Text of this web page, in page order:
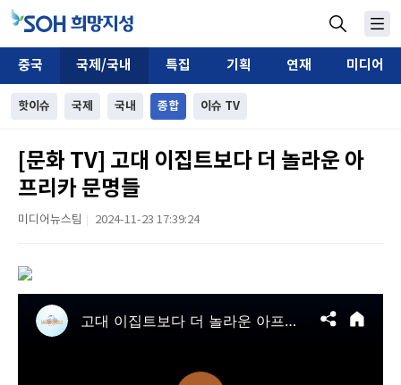
중국 국제/국내 특집 기획 연재 미디어
핫이슈 국제 국내 종합 이슈 TV
[문화 TV] 고대 이집트보다 더 놀라운 아
프리카 문명들
미디어뉴스팀 2024-11-23 17:39:24